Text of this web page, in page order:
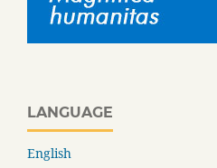
LANGUAGE
English